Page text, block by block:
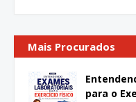
Mais Procurados
para o